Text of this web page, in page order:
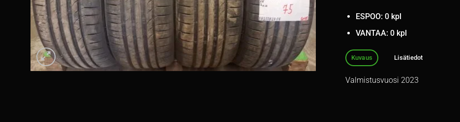
ESPOO: 0 kpl
VANTAA: 0 kpl
Kuvaus Lisätiedot
Valmistusvuosi 2023